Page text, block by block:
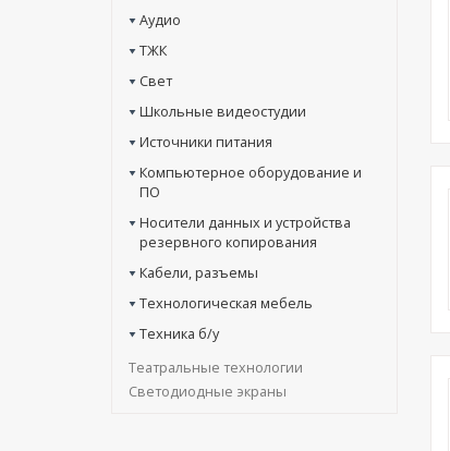
Аудио
ТЖК
Свет
Школьные видеостудии
Источники питания
Компьютерное оборудование и
ПО
Носители данных и устройства
резервного копирования
Кабели, разъемы
Технологическая мебель
Техника б/у
Театральные технологии
Светодиодные экраны